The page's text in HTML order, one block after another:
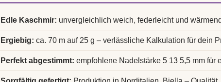
Edle Kaschmir: unvergleichlich weich, federleicht und
Ergiebig: ca. 70 m auf 25 g – verlässliche Kalkulation für dein
Perfekt abgestimmt: empfohlene Nadelstärke 5 13 5,5 mm für